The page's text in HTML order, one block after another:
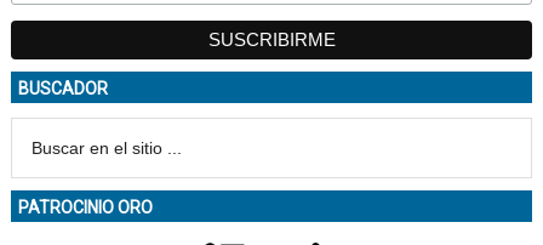
BUSCADOR
PATROCINIO ORO